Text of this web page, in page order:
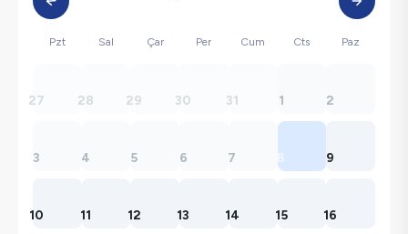
Pzt Sal Çar Per Cum Cts Paz
27 28 29 30 31 1 2
3 4 5 6 7 8 9
10 11 12 13 14 15 16